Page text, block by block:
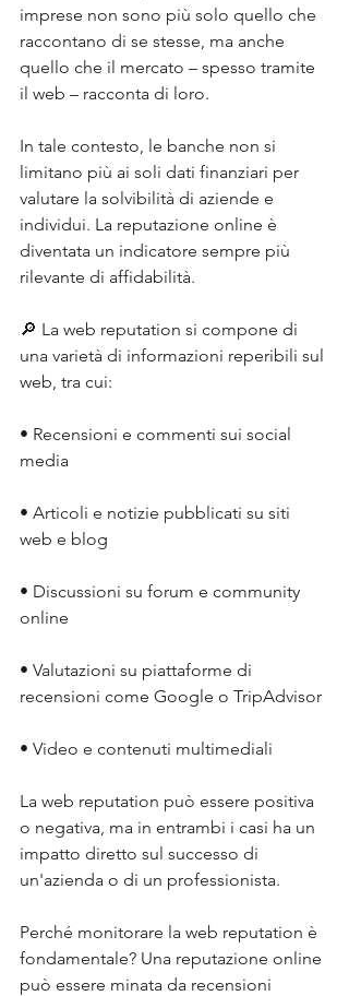
imprese non sono più solo quello che
raccontano di se stesse, ma anche
quello che il mercato – spesso tramite
il web – racconta di loro.
In tale contesto, le banche non si
limitano più ai soli dati finanziari per
valutare la solvibilità di aziende e
individui. La reputazione online è
diventata un indicatore sempre più
rilevante di affidabilità.
🔎 La web reputation si compone di
una varietà di informazioni reperibili sul
web, tra cui:
• Recensioni e commenti sui social
media
• Articoli e notizie pubblicati su siti
web e blog
• Discussioni su forum e community
online
• Valutazioni su piattaforme di
recensioni come Google o TripAdvisor
• Video e contenuti multimediali
La web reputation può essere positiva
o negativa, ma in entrambi i casi ha un
impatto diretto sul successo di
un'azienda o di un professionista.
Perché monitorare la web reputation è
fondamentale? Una reputazione online
può essere minata da recensioni